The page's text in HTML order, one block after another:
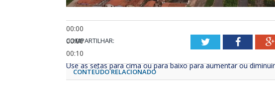
00:00
00:00
00:10
Use as setas para cima ou para baixo para aumentar ou
COMPARTILHAR: TwitterFacebook
CONTEÚDO RELACIONADO